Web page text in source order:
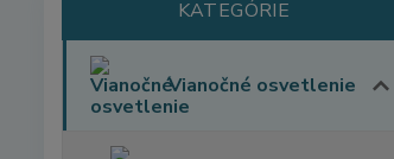
Vianočné osvetlenie